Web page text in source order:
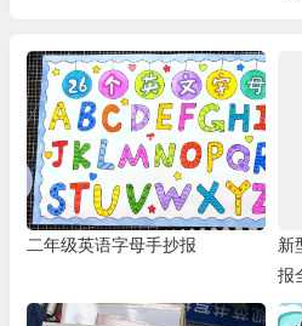
二年级英语字母手抄报
新
报